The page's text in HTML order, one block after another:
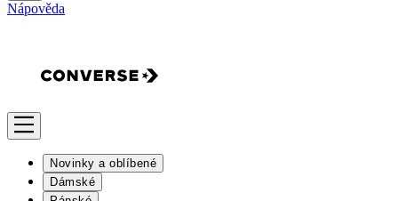
Nápověda
Novinky a oblíbené
Dámské